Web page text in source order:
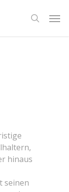
search
hinaus
seinen